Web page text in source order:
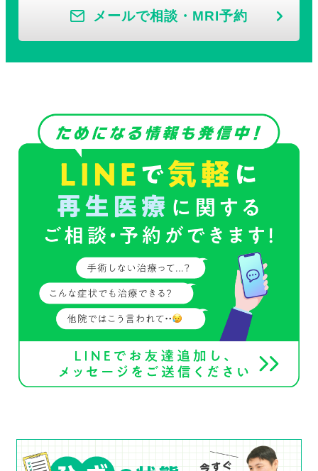
メールで相談・MRI予約